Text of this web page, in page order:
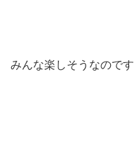
みんな楽しそうなのです